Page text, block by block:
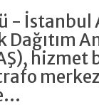
- İstanbul
Dağıtım
hizmet